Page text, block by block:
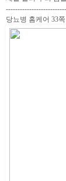
당뇨병 홈케어 33쪽